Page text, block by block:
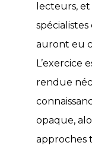
lecteurs,
auront eu
L’exercice
rendue
opaque,
approches